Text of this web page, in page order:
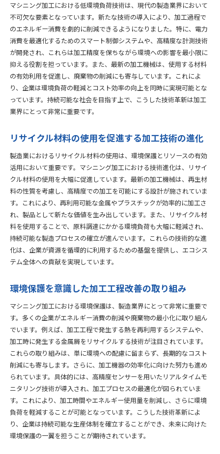
マシニング加工における低環境負荷技術は、現代の製造業界において
不可欠な要素となっています。新たな技術の導入により、加工過程で
のエネルギー消費を劇的に削減できるようになりました。特に、電力
消費を最適化するためのスマート制御システムや、高精度な計測技術
が開発され、これらは加工精度を保ちながら環境への影響を最小限に
抑える役割を担っています。また、最新の加工機械は、使用する材料
の有効利用を促進し、廃棄物の削減にも寄与しています。これによ
り、企業は環境負荷の軽減とコスト効率の向上を同時に実現可能とな
っています。持続可能な社会を目指す上で、こうした技術革新は加工
業界にとって非常に重要です。
リサイクル材料の使用を促進する加工技術の進化
製造業におけるリサイクル材料の使用は、環境保護とリソースの有効
活用において重要です。マシニング加工における技術進化は、リサイ
クル材料の使用を大幅に促進しています。最新の加工機械は、再生材
料の性質を考慮し、高精度での加工を可能にする設計が施されていま
す。これにより、再利用可能な金属やプラスチックが効率的に加工さ
れ、製品として新たな価値を生み出しています。また、リサイクル材
料を使用することで、原料調達にかかる環境負荷も大幅に軽減され、
持続可能な製造プロセスの確立が進んでいます。これらの技術的な進
化は、企業が資源を循環的に利用するための基盤を提供し、エコシス
テム全体への貢献を実現しています。
環境保護を意識した加工工程改善の取り組み
マシニング加工における環境保護は、製造業界にとって非常に重要で
す。多くの企業がエネルギー消費の削減や廃棄物の最小化に取り組ん
でいます。例えば、加工工程で発生する熱を再利用するシステムや、
加工時に発生する金属屑をリサイクルする技術が注目されています。
これらの取り組みは、単に環境への配慮に留まらず、長期的なコスト
削減にも寄与します。さらに、加工機器の効率化に向けた努力も進め
られています。具体的には、高精度センサーを用いたリアルタイムモ
ニタリング技術が導入され、加工プロセスの最適化が図られていま
す。これにより、加工時間やエネルギー使用量を削減し、さらに環境
負荷を軽減することが可能となっています。こうした技術革新によ
り、企業は持続可能な生産体制を確立することができ、未来に向けた
環境保護の一翼を担うことが期待されています。